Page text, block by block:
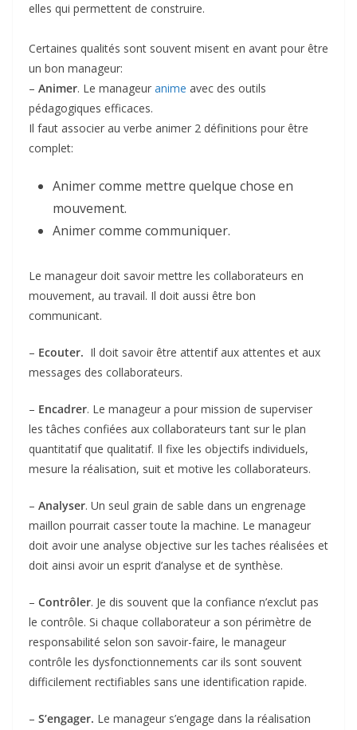
elles qui permettent de construire.
Certaines qualités sont souvent misent en avant pour être
un bon manageur:
– Animer. Le manageur anime avec des outils
pédagogiques efficaces.
Il faut associer au verbe animer 2 définitions pour être
complet:
Animer comme mettre quelque chose en
mouvement.
Animer comme communiquer.
Le manageur doit savoir mettre les collaborateurs en
mouvement, au travail. Il doit aussi être bon
communicant.
– Ecouter. Il doit savoir être attentif aux attentes et aux
messages des collaborateurs.
– Encadrer. Le manageur a pour mission de superviser
les tâches confiées aux collaborateurs tant sur le plan
quantitatif que qualitatif. Il fixe les objectifs individuels,
mesure la réalisation, suit et motive les collaborateurs.
– Analyser. Un seul grain de sable dans un engrenage
maillon pourrait casser toute la machine. Le manageur
doit avoir une analyse objective sur les taches réalisées et
doit ainsi avoir un esprit d’analyse et de synthèse.
– Contrôler. Je dis souvent que la confiance n’exclut pas
le contrôle. Si chaque collaborateur a son périmètre de
responsabilité selon son savoir-faire, le manageur
contrôle les dysfonctionnements car ils sont souvent
difficilement rectifiables sans une identification rapide.
– S’engager. Le manageur s’engage dans la réalisation